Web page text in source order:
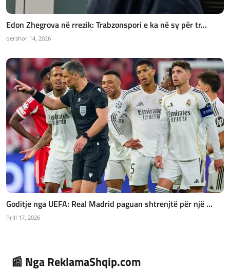
Edon Zhegrova në rrezik: Trabzonspori e ka në sy për tr...
qershor 14, 2026
Goditje nga UEFA: Real Madrid paguan shtrenjtë për një ...
Prill 17, 2026
📰 Nga ReklamaShqip.com